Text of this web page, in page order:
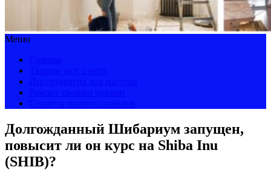
Меню
Долгожданный Шибариум запущен,
повысит ли он курс на Shiba Inu
(SHIB)?